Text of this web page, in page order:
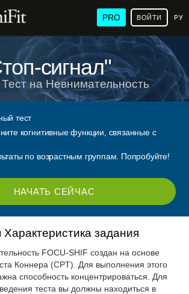
PRO ВОЙТИ
сигнал"
на Невнимательность
тест
когнитивные функции, связанные с
по возрастным группам. Попробуйте!
НАЧАТЬ СЕЙЧАС
Характеристика задания
FOCU-SHIF создан на основе
Коннера (CPT). Для выполнения этого
способность концентрироваться. Для
теста вы должны находиться в